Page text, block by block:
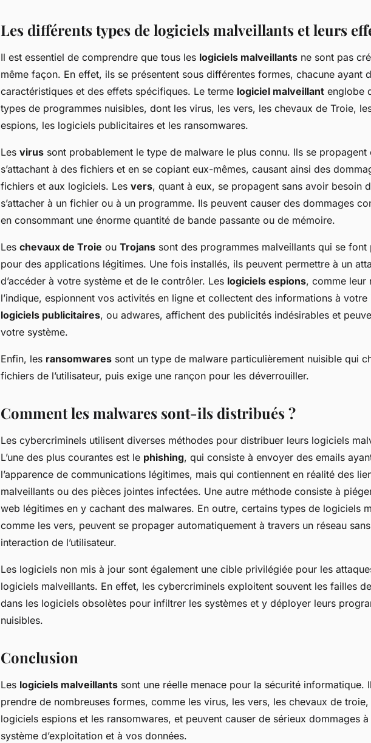
Les différents types de logiciels malveillants et leurs
Il est essentiel de comprendre que tous les logiciels malveillants ne sont pas
même façon. En effet, ils se présentent sous différentes formes, chacune ayant
caractéristiques et des effets spécifiques. Le terme logiciel malveillant englobe
types de programmes nuisibles, dont les virus, les vers, les chevaux de Troie,
espions, les logiciels publicitaires et les ransomwares.
Les virus sont probablement le type de malware le plus connu. Ils se propagent
s’attachant à des fichiers et en se copiant eux-mêmes, causant ainsi des
fichiers et aux logiciels. Les vers, quant à eux, se propagent sans avoir besoin
s’attacher à un fichier ou à un programme. Ils peuvent causer des dommages
en consommant une énorme quantité de bande passante ou de mémoire.
Les chevaux de Troie ou Trojans sont des programmes malveillants qui se font
pour des applications légitimes. Une fois installés, ils peuvent permettre à un
d’accéder à votre système et de le contrôler. Les logiciels espions, comme leur
l’indique, espionnent vos activités en ligne et collectent des informations à votre
logiciels publicitaires, ou adwares, affichent des publicités indésirables et
votre système.
Enfin, les ransomwares sont un type de malware particulièrement nuisible qui
fichiers de l’utilisateur, puis exige une rançon pour les déverrouiller.
Comment les malwares sont-ils distribués ?
Les cybercriminels utilisent diverses méthodes pour distribuer leurs logiciels
L’une des plus courantes est le phishing, qui consiste à envoyer des emails
l’apparence de communications légitimes, mais qui contiennent en réalité des
malveillants ou des pièces jointes infectées. Une autre méthode consiste à
web légitimes en y cachant des malwares. En outre, certains types de logiciels
comme les vers, peuvent se propager automatiquement à travers un réseau
interaction de l’utilisateur.
Les logiciels non mis à jour sont également une cible privilégiée pour les
logiciels malveillants. En effet, les cybercriminels exploitent souvent les failles
dans les logiciels obsolètes pour infiltrer les systèmes et y déployer leurs
nuisibles.
Conclusion
Les logiciels malveillants sont une réelle menace pour la sécurité informatique.
prendre de nombreuses formes, comme les virus, les vers, les chevaux de troie,
logiciels espions et les ransomwares, et peuvent causer de sérieux dommages
système d’exploitation et à vos données.